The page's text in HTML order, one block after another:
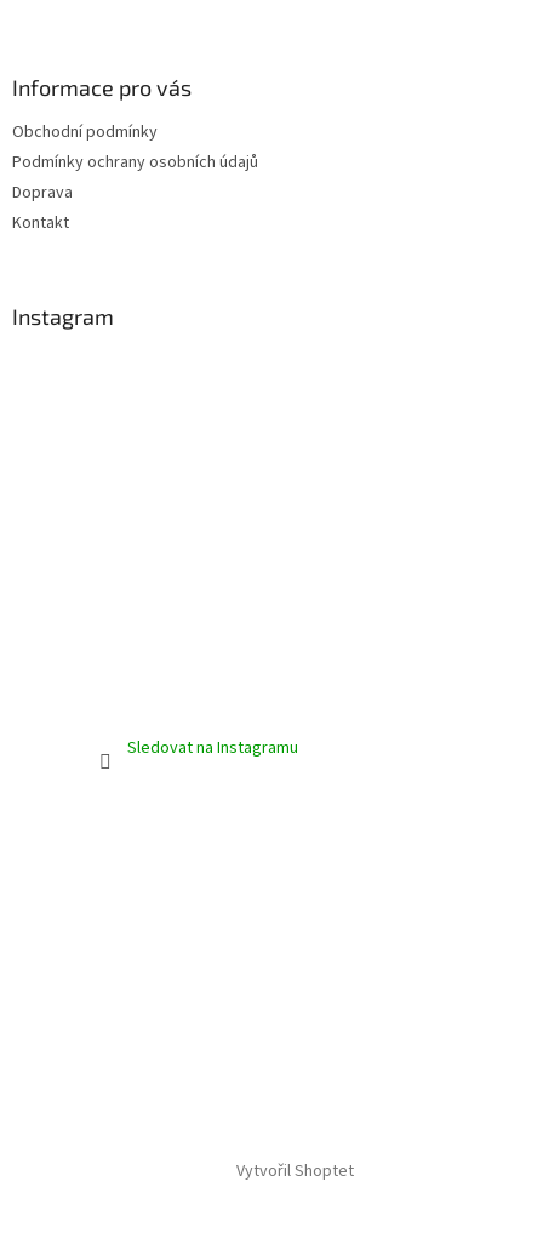
Informace pro vás
Obchodní podmínky
Podmínky ochrany osobních údajů
Doprava
Kontakt
Instagram
Sledovat na Instagramu
Vytvořil Shoptet